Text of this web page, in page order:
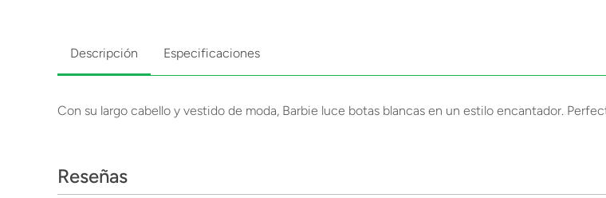
Descripción Especificaciones
Con su largo cabello y vestido de moda, Barbie luce botas blancas en un estilo encantador.
Reseñas